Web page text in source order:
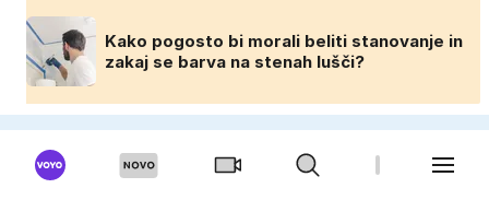
Kako pogosto bi morali beliti stanovanje in
zakaj se barva na stenah lušči?
DOMINVRT